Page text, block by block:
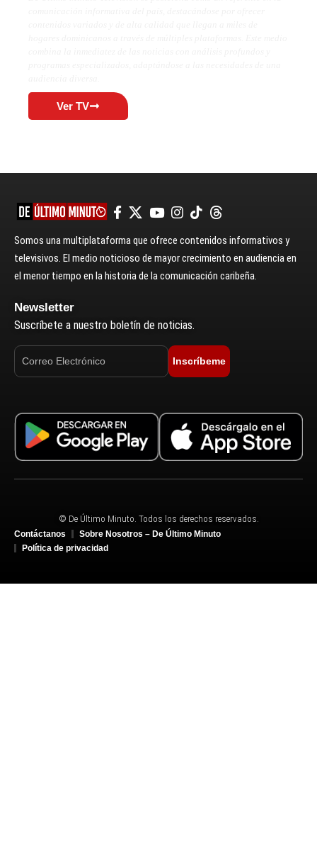
Ver TV
Somos una multiplataforma que ofrece contenidos informativos y
televisivos. El medio noticioso de mayor crecimiento en audiencia en
el menor tiempo en la historia de la comunicación caribeña.
Newsletter
Suscríbete a nuestro boletín de noticias.
Inscríbeme
© De Último Minuto. Todos los derechos reservados.
Contáctanos
Sobre Nosotros – De Último Minuto
Política de privacidad